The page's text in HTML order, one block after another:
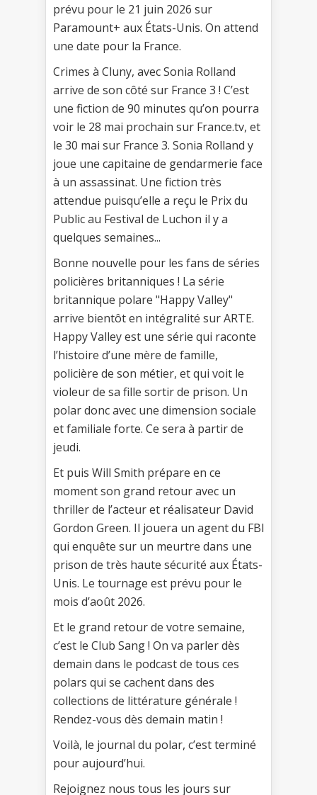
prévu pour le 21 juin 2026 sur
Paramount+ aux États-Unis. On attend
une date pour la France.
Crimes à Cluny, avec Sonia Rolland
arrive de son côté sur France 3 ! C’est
une fiction de 90 minutes qu’on pourra
voir le 28 mai prochain sur France.tv, et
le 30 mai sur France 3. Sonia Rolland y
joue une capitaine de gendarmerie face
à un assassinat. Une fiction très
attendue puisqu’elle a reçu le Prix du
Public au Festival de Luchon il y a
quelques semaines...
Bonne nouvelle pour les fans de séries
policières britanniques ! La série
britannique polare "Happy Valley"
arrive bientôt en intégralité sur ARTE.
Happy Valley est une série qui raconte
l’histoire d’une mère de famille,
policière de son métier, et qui voit le
violeur de sa fille sortir de prison. Un
polar donc avec une dimension sociale
et familiale forte. Ce sera à partir de
jeudi.
Et puis Will Smith prépare en ce
moment son grand retour avec un
thriller de l’acteur et réalisateur David
Gordon Green. Il jouera un agent du FBI
qui enquête sur un meurtre dans une
prison de très haute sécurité aux États-
Unis. Le tournage est prévu pour le
mois d’août 2026.
Et le grand retour de votre semaine,
c’est le Club Sang ! On va parler dès
demain dans le podcast de tous ces
polars qui se cachent dans des
collections de littérature générale !
Rendez-vous dès demain matin !
Voilà, le journal du polar, c’est terminé
pour aujourd’hui.
Rejoignez nous tous les jours sur